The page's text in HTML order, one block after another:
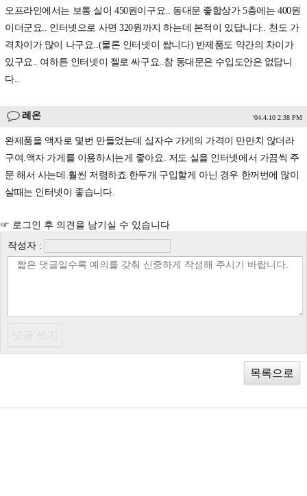
오프라인에서는 보통 실이 450원이구요.. 동대문 좋합상가 5층에는 400원
이더군요.. 인터넷으로 사면 320원까지 하는데 본적이 있답니다.. 천도 가
격차이가 많이 나구요..(물론 인터넷이 쌉니다) 반제품도 약간의 차이가
있구요.. 여하튼 인터넷이 젤로 싸구요..참 동대문은 수입도안은 없답니
다..
레온 '04.4.10 2:38 PM
완제품을 액자로 몇번 만들었는데 십자수 가게의 가격이 만만치 않더라
구여.액자 가게를 이용하시는게 좋아요. 저도 실을 인터넷에서 가끔씩 주
문 해서 사는데.훨씬 저렴하죠.한두개 구입할게 아닌 경우 한꺼번에 많이
살때는 인터넷이 좋습니다.
☞ 로그인 후 의견을 남기실 수 있습니다
작성자 :
목록으로